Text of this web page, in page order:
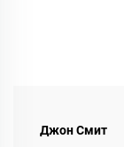
Джон Смит